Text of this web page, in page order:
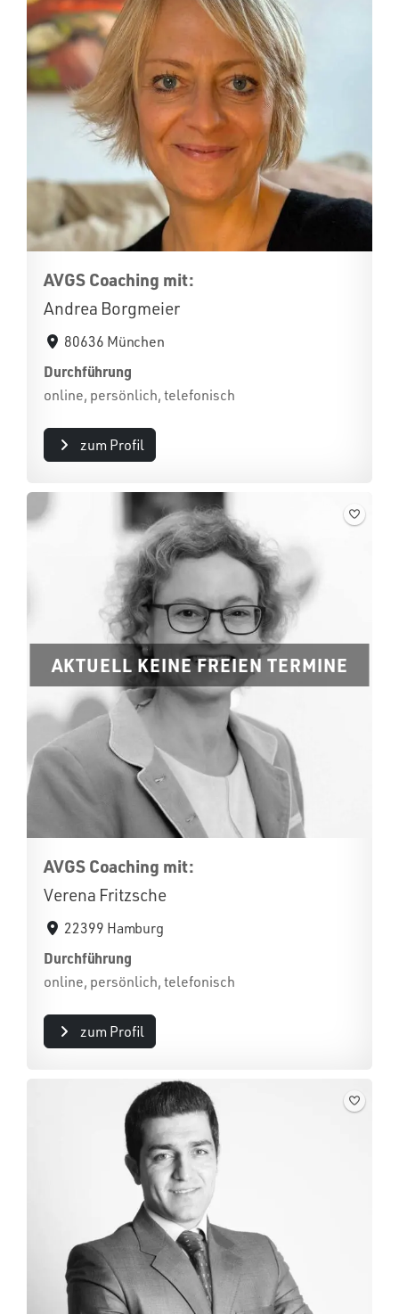
AVGS Coaching mit:
Andrea Borgmeier
80636 München
Durchführung
online, persönlich, telefonisch
zum Profil
AKTUELL KEINE FREIEN TERMINE
AVGS Coaching mit:
Verena Fritzsche
22399 Hamburg
Durchführung
online, persönlich, telefonisch
zum Profil